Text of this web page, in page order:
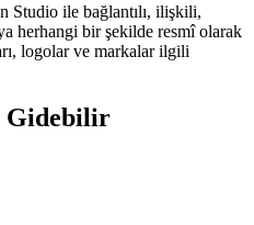
Studio ile bağlantılı, ilişkili,
herhangi bir şekilde resmî olarak
logolar ve markalar ilgili
Gidebilir